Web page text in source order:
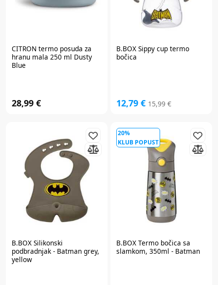
CITRON termo posuda za
hranu mala 250 ml Dusty
Blue
28,99 €
B.BOX Sippy cup termo
bočica
12,79 € 15,99 €
B.BOX Silikonski
podbradnjak - Batman grey,
yellow
20%
KLUB POPUST
B.BOX Termo bočica sa
slamkom, 350ml - Batman